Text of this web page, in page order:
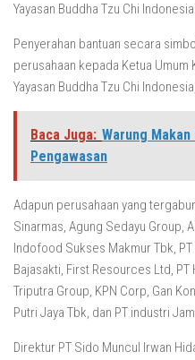
Yayasan Buddha Tzu Chi
Penyerahan bantuan secara
perusahaan kepada Ketua Umum
Yayasan Buddha Tzu Chi
Baca Juga: Warung
Pengawasan
Adapun perusahaan yang
Sinarmas, Agung Sedayu Group,
Indofood Sukses Makmur Tbk,
Bajasakti, First Resources Ltd,
Triputra Group, KPN Corp, Gan
Putri Jaya Tbk, dan PT industri
Direktur PT Sido Muncul Irwan